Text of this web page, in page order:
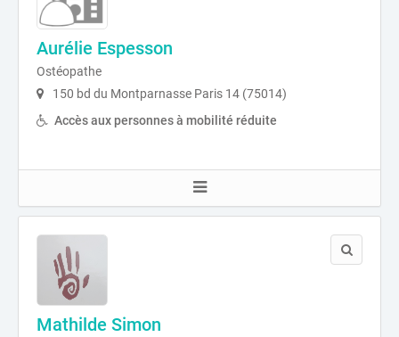
Aurélie Espesson
Ostéopathe
150 bd du Montparnasse Paris 14 (75014)
Accès aux personnes à mobilité réduite
Mathilde Simon